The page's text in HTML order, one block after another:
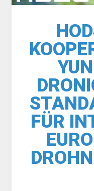
FÜR